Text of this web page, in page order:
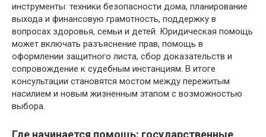
инструменты: техники безопасности дома, планирование
выхода и финансовую грамотность, поддержку в
вопросах здоровья, семьи и детей. Юридическая помощь
может включать разъяснение прав, помощь в
оформлении защитного листа, сбор доказательств и
сопровождение к судебным инстанциям. В итоге
консультации становятся мостом между пережитым
насилием и новым жизненным этапом с возможностью
выбора.
Где начинается помощь: государственные